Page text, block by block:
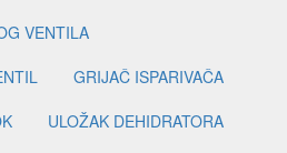
VENTILA
GRIJAČ ISPARIVAČA
ULOŽAK DEHIDRATORA